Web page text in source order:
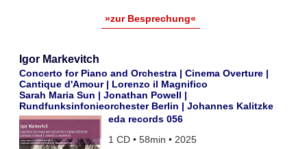
»zur Besprechung«
Igor Markevitch
Concerto for Piano and Orchestra | Cinema Overture |
Cantique d'Amour | Lorenzo il Magnifico
Sarah Maria Sun | Jonathan Powell |
Rundfunksinfonieorchester Berlin | Johannes Kalitzke
eda records 056
1 CD • 58min • 2025